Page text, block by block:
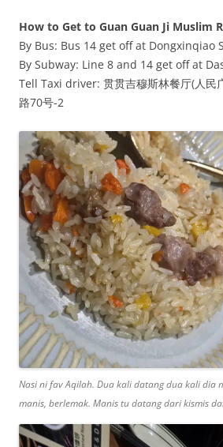
How to Get to Guan Guan Ji Muslim
By Bus: Bus 14 get off at Dongxinqiao
By Subway: Line 8 and 14 get off at
Tell Taxi driver: 贯贯吉穆斯林餐厅(人民
路70号-2
Nasi ni fav Aqilah. Dua kali datang dua kali dia
manis, berlemak. Manis tu datang dari kismis